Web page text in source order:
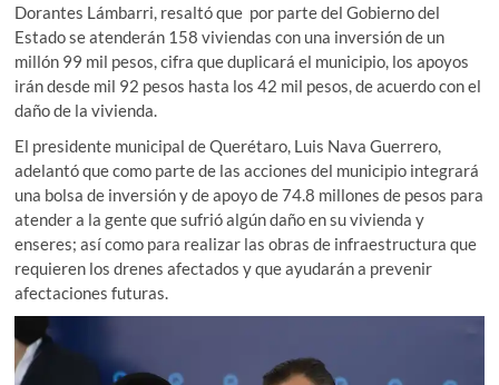
Dorantes Lámbarri, resaltó que por parte del Gobierno del
Estado se atenderán 158 viviendas con una inversión de un
millón 99 mil pesos, cifra que duplicará el municipio, los apoyos
irán desde mil 92 pesos hasta los 42 mil pesos, de acuerdo con el
daño de la vivienda.
El presidente municipal de Querétaro, Luis Nava Guerrero,
adelantó que como parte de las acciones del municipio integrará
una bolsa de inversión y de apoyo de 74.8 millones de pesos para
atender a la gente que sufrió algún daño en su vivienda y
enseres; así como para realizar las obras de infraestructura que
requieren los drenes afectados y que ayudarán a prevenir
afectaciones futuras.